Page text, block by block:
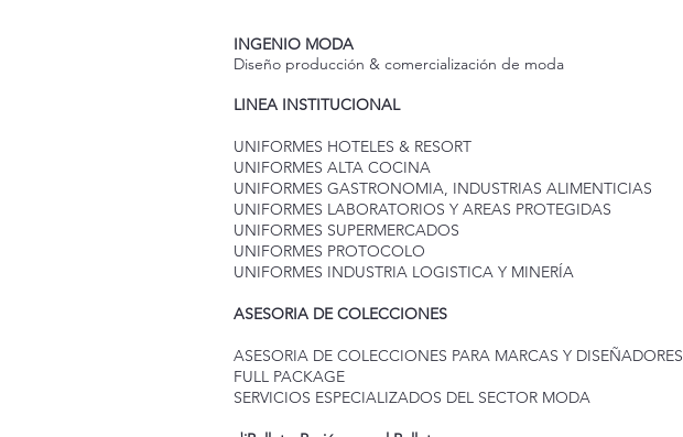
INGENIO MODA
Diseño producción & comercialización de moda
LINEA INSTITUCIONAL
UNIFORMES HOTELES & RESORT
UNIFORMES ALTA COCINA
UNIFORMES GASTRONOMIA, INDUSTRIAS ALIMENTICIAS
UNIFORMES LABORATORIOS Y AREAS PROTEGIDAS
UNIFORMES SUPERMERCADOS
UNIFORMES PROTOCOLO
UNIFORMES INDUSTRIA LOGISTICA Y MINERÍA
ASESORIA DE COLECCIONES
ASESORIA DE COLECCIONES PARA MARCAS Y DISEÑADORES
FULL PACKAGE
SERVICIOS ESPECIALIZADOS DEL SECTOR MODA